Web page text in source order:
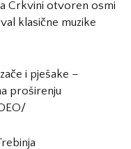
Crkvini otvoren osmi
klasične muzike
i pješake –
proširenju